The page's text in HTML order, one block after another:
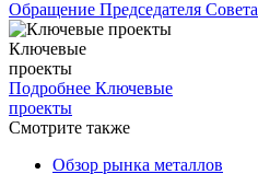
Обращение Председателя
Ключевые
проекты
Подробнее Ключевые
проекты
Смотрите также
Обзор рынка металлов